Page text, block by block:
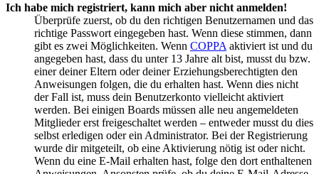
Ich habe mich registriert, kann mich aber nicht anmelden!
Überprüfe zuerst, ob du den richtigen Benutzernamen und das
richtige Passwort eingegeben hast. Wenn diese stimmen, dann
gibt es zwei Möglichkeiten. Wenn COPPA aktiviert ist und du
angegeben hast, dass du unter 13 Jahre alt bist, musst du bzw.
einer deiner Eltern oder deiner Erziehungsberechtigten den
Anweisungen folgen, die du erhalten hast. Wenn dies nicht
der Fall ist, muss dein Benutzerkonto vielleicht aktiviert
werden. Bei einigen Boards müssen alle neu angemeldeten
Mitglieder erst freigeschaltet werden – entweder musst du dies
selbst erledigen oder ein Administrator. Bei der Registrierung
wurde dir mitgeteilt, ob eine Aktivierung nötig ist oder nicht.
Wenn du eine E-Mail erhalten hast, folge den dort enthaltenen